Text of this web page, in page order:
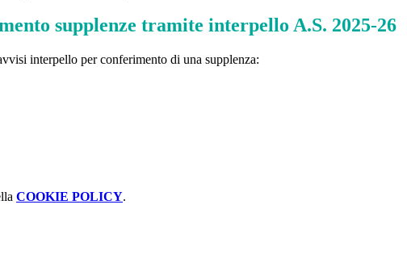
supplenze tramite interpello A.S. 2025-26
interpello per conferimento di una supplenza:
COOKIE POLICY.